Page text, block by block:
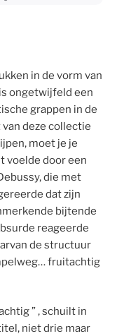
in de vorm van
ongetwijfeld een
grappen in de
deze collectie
moet je je
voelde door een
die met
dat zijn
bijtende
reageerde
de structuur
fruitachtig
” , schuilt in
niet drie maar